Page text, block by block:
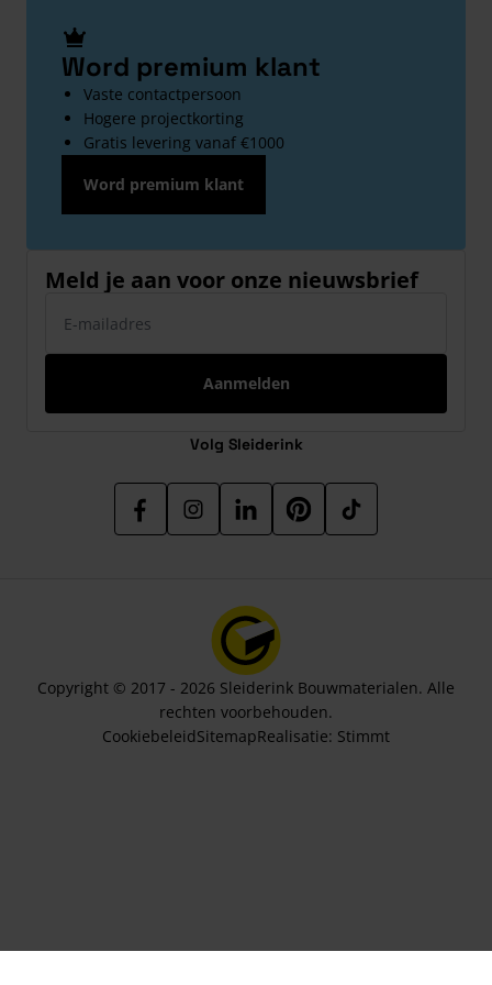
Word premium klant
Vaste contactpersoon
Hogere projectkorting
Gratis levering vanaf €1000
Word premium klant
Meld je aan voor onze nieuwsbrief
Aanmelden
Volg Sleiderink
Copyright © 2017 - 2026 Sleiderink Bouwmaterialen. Alle
rechten voorbehouden.
CookiebeleidSitemapRealisatie: Stimmt